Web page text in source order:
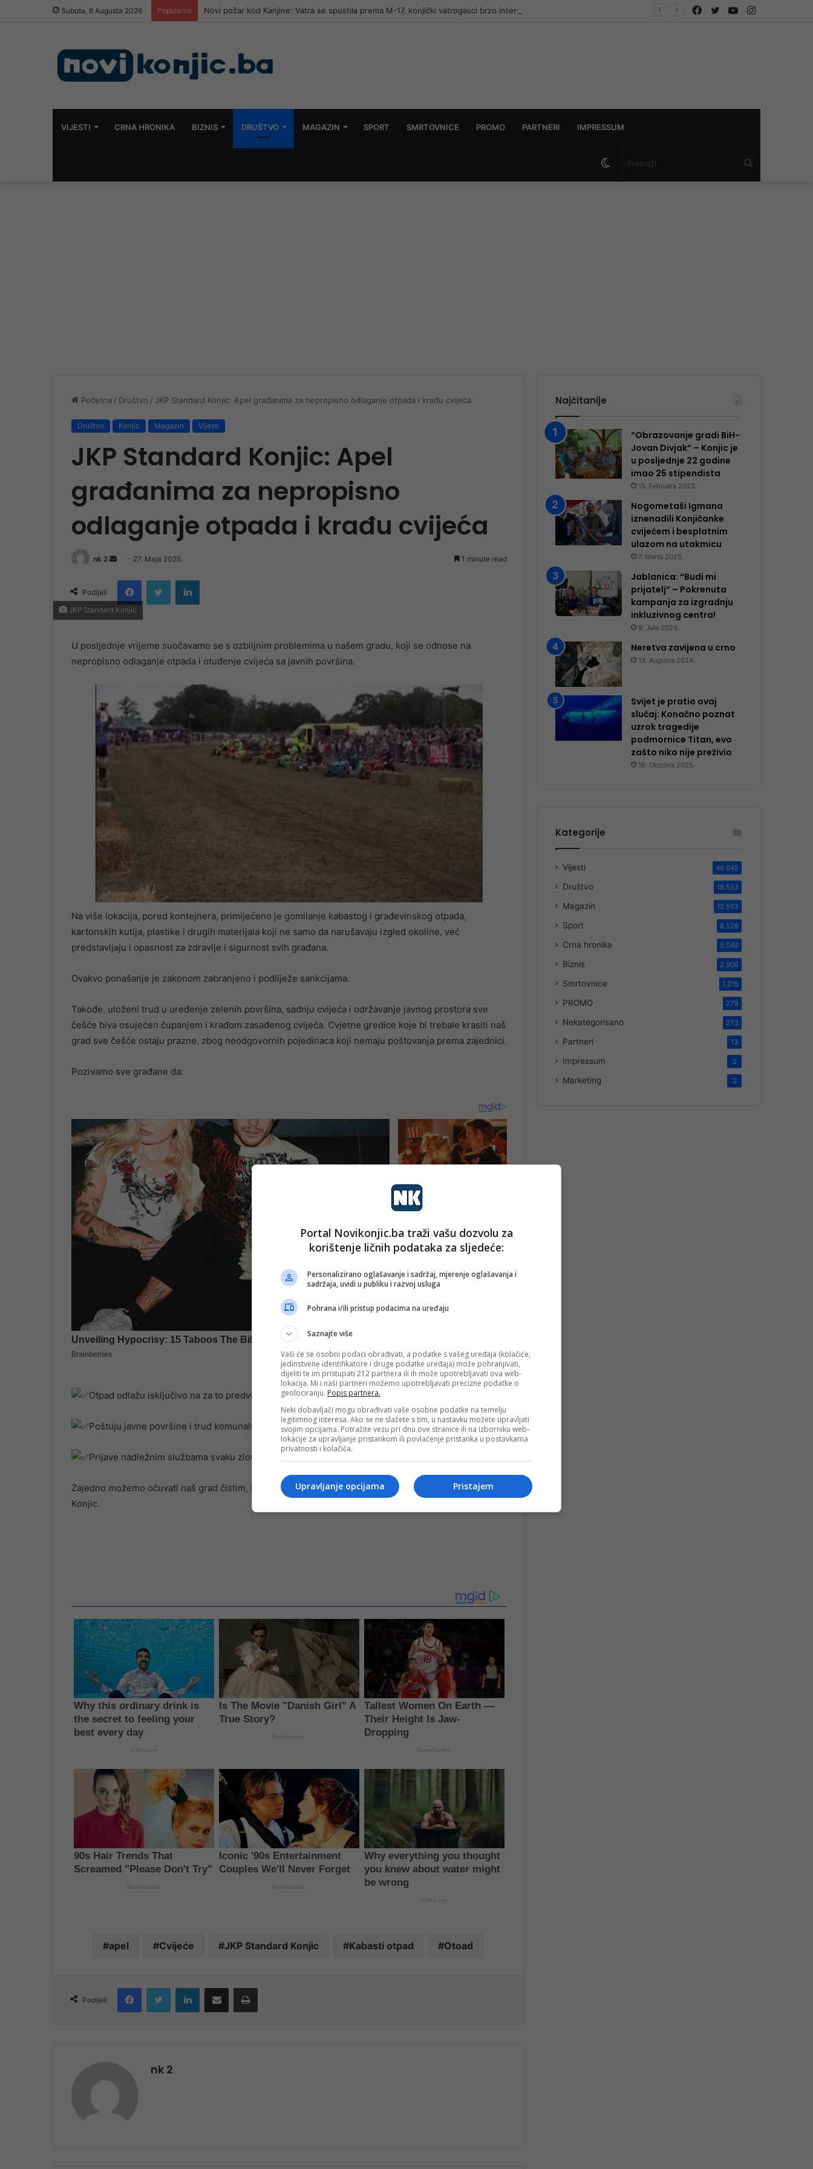
Subota, 8 Augusta 2026 Popularno Novi požar kod Kanjine: Vatra se spustila prema M-17, konjički vatrogasci brzo intervenisali Instagram
YouTube
Twitter
Facebook
VIJESTI CRNA HRONIKA BIZNIS DRUŠTVO MAGAZIN SPORT SMRTOVNICE PROMO PARTNERI IMPRESSUM
Switch
Početna / Društvo / JKP Standard Konjic: Apel građanima za nepropisno odlaganje otpada i krađu cvijeća
Društvo Konjic Magazin Vijesti
JKP Standard Konjic: Apel
građanima za nepropisno
odlaganje otpada i krađu cvijeća
nk 2
Send
email
27. Maja 2025. 1 minute read
Podijeli
FacebookTwitter LinkedIn
JKP Standard Konjic
U posljednje vrijeme suočavamo se s ozbiljnim problemima u našem gradu, koji se odnose na
nepropisno odlaganje otpada i otuđenje cvijeća sa javnih površina.
Na više lokacija, pored kontejnera, primijećeno je gomilanje kabastog i građevinskog otpada,
kartonskih kutija, plastike i drugih materijala koji ne samo da narušavaju izgled okoline, već
predstavljaju i opasnost za zdravlje i sigurnost svih građana.
Ovakvo ponašanje je zakonom zabranjeno i podliježe sankcijama.
Takođe, uloženi trud u uređenje zelenih površina, sadnju cvijeća i održavanje javnog prostora sve
češće biva osujećen čupanjem i krađom zasađenog cvijeća. Cvjetne gredice koje bi trebale krasiti naš
grad sve češće ostaju prazne, zbog neodgovornih pojedinaca koji nemaju poštovanja prema zajednici.
Pozivamo sve građane da:
Otpad odlažu isključivo na za to predviđena mjesta,
Poštuju javne površine i trud komunalnih službi,
Prijave nadležnim službama svaku zloupotrebu ili nelegalnu aktivnost koju primijete.
Zajedno možemo očuvati naš grad čistim, lijepim i sigurnim za sve nas, stojiu obavijesti JKP Standard
Konjic.
apel Cvijeće JKP Standard Konjic Kabasti otpad Otoad
Podijeli
FacebookTwitter LinkedInShare via Email Print
nk 2
Najčitanije
“Obrazovanje gradi BiH-
Jovan Divjak“ – Konjic je
u posljednje 22 godine
imao 25 ​​stipendista
15. Februara 2023.
Nogometaši Igmana
iznenadili Konjičanke
cvijećem i besplatnim
ulazom na utakmicu
7. Marta 2025.
Jablanica: “Budi mi
prijatelj” – Pokrenuta
kampanja za izgradnju
inkluzivnog centra!
9. Jula 2024.
Neretva zavijena u crno
13. Augusta 2024.
Svijet je pratio ovaj
slučaj: Konačno poznat
uzrok tragedije
podmornice Titan, evo
zašto niko nije preživio
16. Oktobra 2025.
Kategorije
Vijesti 46.045
Društvo 18.553
Magazin 12.563
Sport 8.526
Crna hronika 5.049
Biznis 2.909
Smrtovnice 1.215
PROMO 278
Nekategorisano 273
Partneri 13
Impressum 2
Marketing 2
Portal Novikonjic.ba traži vašu dozvolu za
korištenje ličnih podataka za sljedeće:
Personalizirano oglašavanje i sadržaj, mjerenje oglašavanja i
sadržaja, uvidi u publiku i razvoj usluga
Pohrana i/ili pristup podacima na uređaju
Saznajte više
Vaši će se osobni podaci obrađivati, a podatke s vašeg uređaja (kolačiće,
jedinstvene identifikatore i druge podatke uređaja) može pohranjivati,
dijeliti te im pristupati 212 partnera ili ih može upotrebljavati ova web-
lokacija. Mi i naši partneri možemo upotrebljavati precizne podatke o
geolociranju. Popis partnera.
Neki dobavljači mogu obrađivati vaše osobne podatke na temelju
legitimnog interesa. Ako se ne slažete s tim, u nastavku možete upravljati
svojim opcijama. Potražite vezu pri dnu ove stranice ili na izborniku web-
lokacije za upravljanje pristankom ili povlačenje pristanka u postavkama
privatnosti i kolačića.
Pristajem
Upravljanje opcijama